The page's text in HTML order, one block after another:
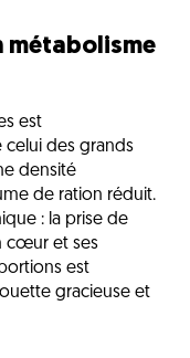
métabolisme
est
des grands
densité
de ration réduit.
: la prise de
cœur et ses
est
gracieuse et